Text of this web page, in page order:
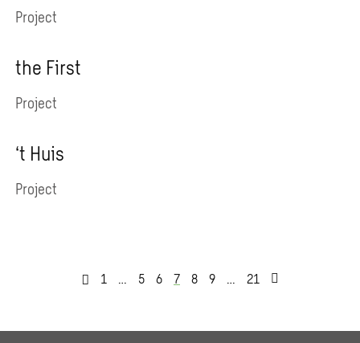
Project
the First
Project
‘t Huis
Project
1 … 5 6 7 8 9 … 21